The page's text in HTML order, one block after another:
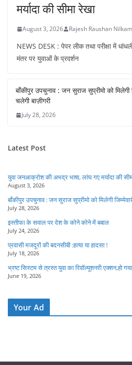
मर्यादा की सीमा रेखा
August 3, 2026 Rajesh Raushan
NEWS DESK : पेपर लीक तथा परीक्षा में
मंतर पर युवाओं के प्रदर्शन
बाँकीपुर उपचुनाव : जन सुराज सुप्रीमो को मिलेगी
चलेगी बाज़ीगरी
July 28, 2026
Latest Post
युवा जनआक्रोश की अभद्र भाषा, लांघ गए मर्यादा की
August 3, 2026
बाँकीपुर उपचुनाव : जन सुराज सुप्रीमो को मिलेगी
July 28, 2026
इस्तीफा के सवाल पर देश के कोने कोने में बबाल
July 24, 2026
प्रवासी मजदूरों की बदनसीबी :हत्या या हादसा !
July 18, 2026
भ्रष्ट सिस्टम से त्रस्त युवा का रिवॉल्यूशनरी एक्शन,हो
June 19, 2026
Your Ad